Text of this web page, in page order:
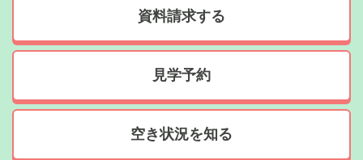
資料請求する
見学予約
空き状況を知る